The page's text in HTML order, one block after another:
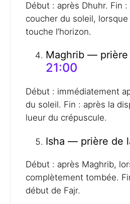
Début : après Dhuhr. Fin
coucher du soleil,
touche l’horizon.
Maghrib — prière
21:00
Début : immédiatement
du soleil. Fin : après la
lueur du crépuscule.
Isha — prière de
Début : après Maghrib,
complètement tombée.
début de Fajr.